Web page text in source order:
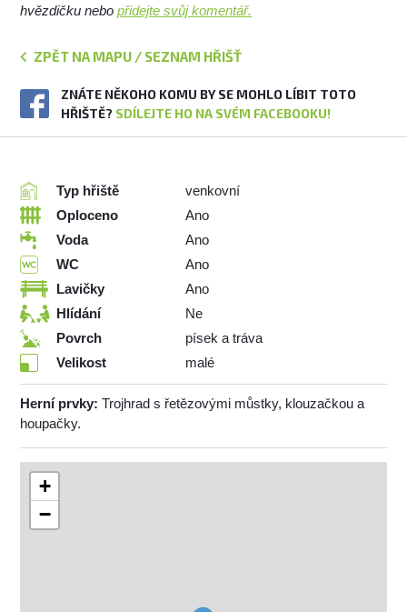
hvězdičku nebopřidejte svůj komentář.
ZPĚT NA MAPU / SEZNAM HŘIŠŤ
ZNÁTE NĚKOHO KOMU BY SE MOHLO LÍBIT TOTO
HŘIŠTĚ? SDÍLEJTE HO NA SVÉM FACEBOOKU!
Typ hřiště
venkovní
Oploceno
Ano
Voda
Ano
WC
Ano
Lavičky
Ano
Hlídání
Ne
Povrch
písek a tráva
Velikost
malé
Herní prvky: Trojhrad s řetězovými můstky, klouzačkou a
houpačky.
+
−